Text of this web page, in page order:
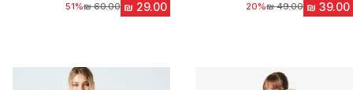
מחיר לפני הנחה‏49.00 ₪
20% מחיר לפני הנחה‏60.00 ₪
51%